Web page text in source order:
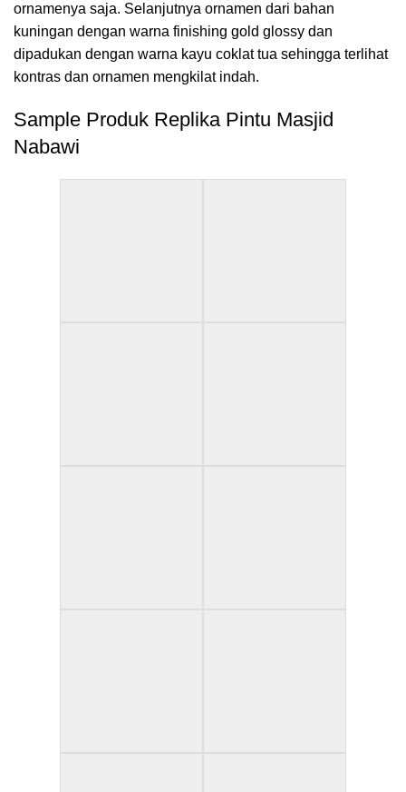
ornamenya saja. Selanjutnya ornamen dari bahan
kuningan dengan warna finishing gold glossy dan
dipadukan dengan warna kayu coklat tua sehingga terlihat
kontras dan ornamen mengkilat indah.
Sample Produk Replika Pintu Masjid
Nabawi